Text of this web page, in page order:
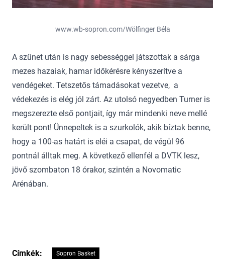
www.wb-sopron.com/Wölfinger Béla
A szünet után is nagy sebességgel játszottak a sárga
mezes hazaiak, hamar időkérésre kényszerítve a
vendégeket. Tetszetős támadásokat vezetve, a
védekezés is elég jól zárt. Az utolsó negyedben Turner is
megszerezte első pontjait, így már mindenki neve mellé
került pont! Ünnepeltek is a szurkolók, akik bíztak benne,
hogy a 100-as határt is eléi a csapat, de végül 96
pontnál álltak meg. A következő ellenfél a DVTK lesz,
jövő szombaton 18 órakor, szintén a Novomatic
Arénában.
Címkék: Sopron Basket